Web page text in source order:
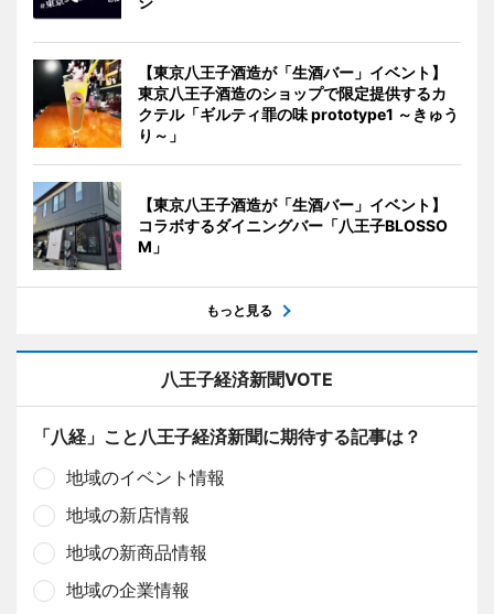
【東京八王子酒造が「生酒バー」イベント】
東京八王子酒造のショップで限定提供するカ
クテル「ギルティ罪の味 prototype1 ～きゅう
り～」
【東京八王子酒造が「生酒バー」イベント】
コラボするダイニングバー「八王子BLOSSO
M」
もっと見る
八王子経済新聞VOTE
「八経」こと八王子経済新聞に期待する記事は？
地域のイベント情報
地域の新店情報
地域の新商品情報
地域の企業情報